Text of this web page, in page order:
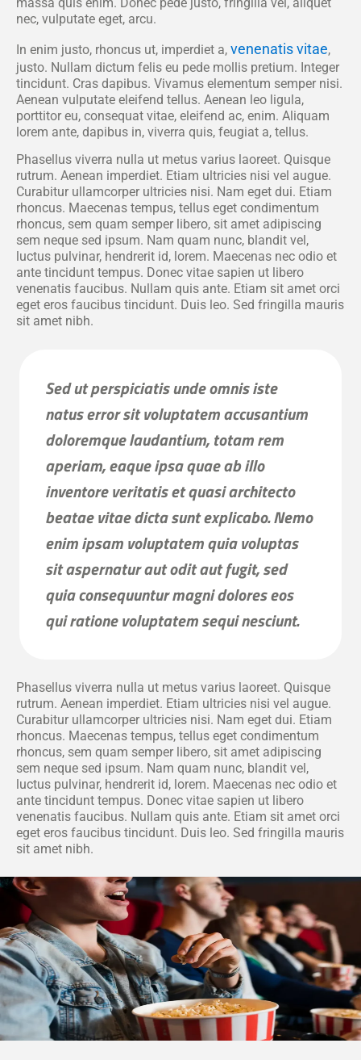
nec, vulputate eget, arcu.
In enim justo, rhoncus ut, imperdiet a, venenatis vitae,
justo. Nullam dictum felis eu pede mollis pretium. Integer
tincidunt. Cras dapibus. Vivamus elementum semper nisi.
Aenean vulputate eleifend tellus. Aenean leo ligula,
porttitor eu, consequat vitae, eleifend ac, enim. Aliquam
lorem ante, dapibus in, viverra quis, feugiat a, tellus.
Phasellus viverra nulla ut metus varius laoreet. Quisque
rutrum. Aenean imperdiet. Etiam ultricies nisi vel augue.
Curabitur ullamcorper ultricies nisi. Nam eget dui. Etiam
rhoncus. Maecenas tempus, tellus eget condimentum
rhoncus, sem quam semper libero, sit amet adipiscing
sem neque sed ipsum. Nam quam nunc, blandit vel,
luctus pulvinar, hendrerit id, lorem. Maecenas nec odio et
ante tincidunt tempus. Donec vitae sapien ut libero
venenatis faucibus. Nullam quis ante. Etiam sit amet orci
eget eros faucibus tincidunt. Duis leo. Sed fringilla mauris
sit amet nibh.
Sed ut perspiciatis unde omnis iste
natus error sit voluptatem accusantium
doloremque laudantium, totam rem
aperiam, eaque ipsa quae ab illo
inventore veritatis et quasi architecto
beatae vitae dicta sunt explicabo. Nemo
enim ipsam voluptatem quia voluptas
sit aspernatur aut odit aut fugit, sed
quia consequuntur magni dolores eos
qui ratione voluptatem sequi nesciunt.
Phasellus viverra nulla ut metus varius laoreet. Quisque
rutrum. Aenean imperdiet. Etiam ultricies nisi vel augue.
Curabitur ullamcorper ultricies nisi. Nam eget dui. Etiam
rhoncus. Maecenas tempus, tellus eget condimentum
rhoncus, sem quam semper libero, sit amet adipiscing
sem neque sed ipsum. Nam quam nunc, blandit vel,
luctus pulvinar, hendrerit id, lorem. Maecenas nec odio et
ante tincidunt tempus. Donec vitae sapien ut libero
venenatis faucibus. Nullam quis ante. Etiam sit amet orci
eget eros faucibus tincidunt. Duis leo. Sed fringilla mauris
sit amet nibh.